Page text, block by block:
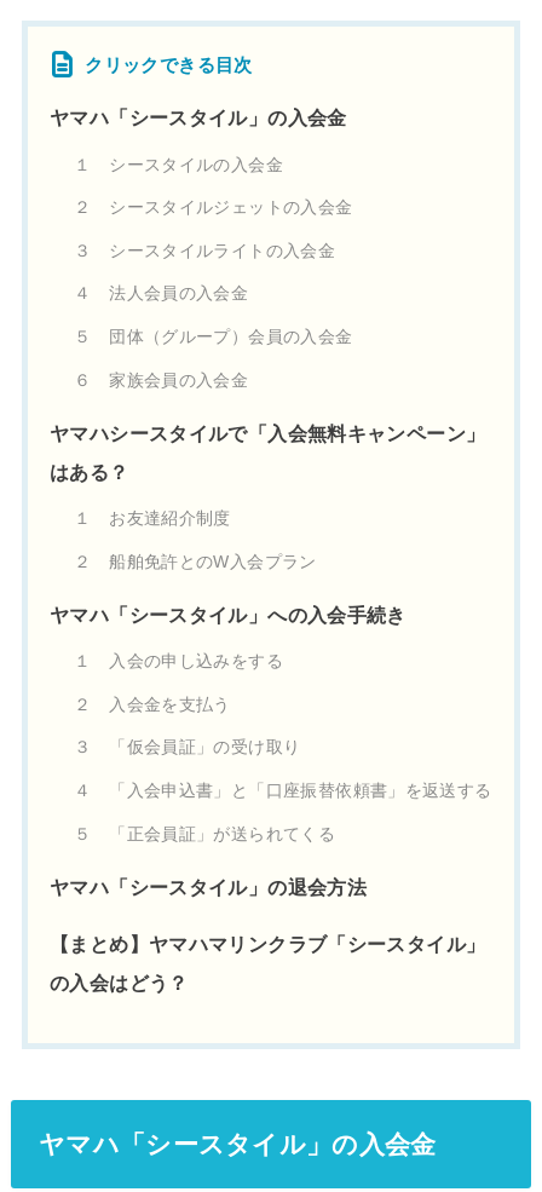
クリックできる目次
ヤマハ「シースタイル」の入会金
１ シースタイルの入会金
２ シースタイルジェットの入会金
３ シースタイルライトの入会金
４ 法人会員の入会金
５ 団体（グループ）会員の入会金
６ 家族会員の入会金
ヤマハシースタイルで「入会無料キャンペーン」
はある？
１ お友達紹介制度
２ 船舶免許とのW入会プラン
ヤマハ「シースタイル」への入会手続き
１ 入会の申し込みをする
２ 入会金を支払う
３ 「仮会員証」の受け取り
４ 「入会申込書」と「口座振替依頼書」を返送する
５ 「正会員証」が送られてくる
ヤマハ「シースタイル」の退会方法
【まとめ】ヤマハマリンクラブ「シースタイル」
の入会はどう？
ヤマハ「シースタイル」の入会金